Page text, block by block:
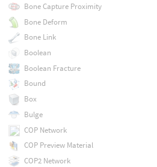
Bone Capture Proximity
Bone Deform
Bone Link
Boolean
Boolean Fracture
Bound
Box
Bulge
COP Network
COP Preview Material
COP2 Network